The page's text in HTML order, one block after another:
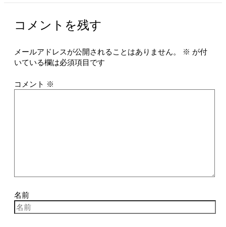
コメントを残す
メールアドレスが公開されることはありません。 ※ が付
いている欄は必須項目です
コメント ※
名前